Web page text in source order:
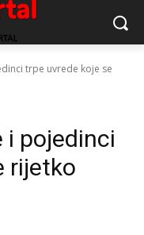
trpe uvrede koje se
i pojedinci
rijetko